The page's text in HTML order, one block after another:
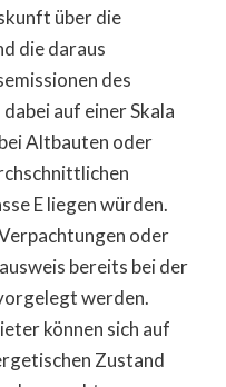
über die
die daraus
des
auf einer Skala
Altbauten oder
E liegen würden.
oder
bereits bei der
werden.
können sich auf
Zustand